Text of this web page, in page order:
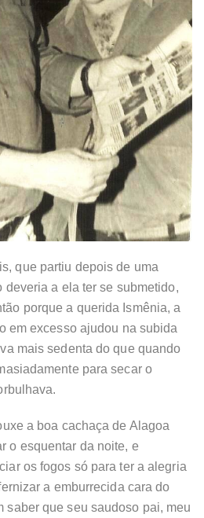
que partiu depois de uma
a ela ter se submetido,
porque a querida Ismênia, a
em excesso ajudou na subida
mais sedenta do que quando
para secar o
a boa cachaça de Alagoa
o esquentar da noite, e
os fogos só para ter a alegria
a emburrecida cara do
saber que seu saudoso pai, meu